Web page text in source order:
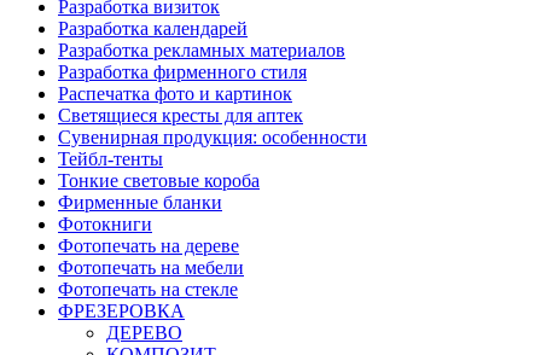
Разработка визиток
Разработка календарей
Разработка рекламных материалов
Разработка фирменного стиля
Распечатка фото и картинок
Светящиеся кресты для аптек
Сувенирная продукция: особенности
Тейбл-тенты
Тонкие световые короба
Фирменные бланки
Фотокниги
Фотопечать на дереве
Фотопечать на мебели
Фотопечать на стекле
ФРЕЗЕРОВКА
ДЕРЕВО